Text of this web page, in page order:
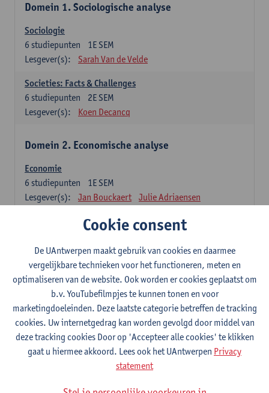
Domein 1. Sociologische analyse
Sociologie
1E SEM
6 studiepunten
Lesgever(s):
Sarah Van de Velde
Societies: Facts & Challenges
2E SEM
6 studiepunten
Lesgever(s):
Koen Decancq
Domein 2. Economische analyse
Economie
1E SEM
6 studiepunten
Lesgever(s):
Jan Bouckaert Julie Adriaensen
Domein 3. Bedrijfseconomie
Accountancy
1E/2E SEM
6studiepunten
Lesgever(s):
Tom Van Caneghem Christine Lippens
Domein 6. Kwantitatieve methoden
Beschrijvende statistiek en kansrekenen
2E SEM
3studiepunten
Stephan Van der Veeken
Cookie consent
De UAntwerpen maakt gebruik van cookies en daarmee
vergelijkbare technieken voor het functioneren, meten en
optimaliseren van de website. Ook worden er cookies geplaatst om
b.v. YouTubefilmpjes te kunnen tonen en voor
marketingdoeleinden. Deze laatste categorie betreffen de tracking
cookies. Uw internetgedrag kan worden gevolgd door middel van
deze tracking cookies Door op 'Accepteer alle cookies' te klikken
gaat u hiermee akkoord. Lees ook het UAntwerpen Privacy
statement